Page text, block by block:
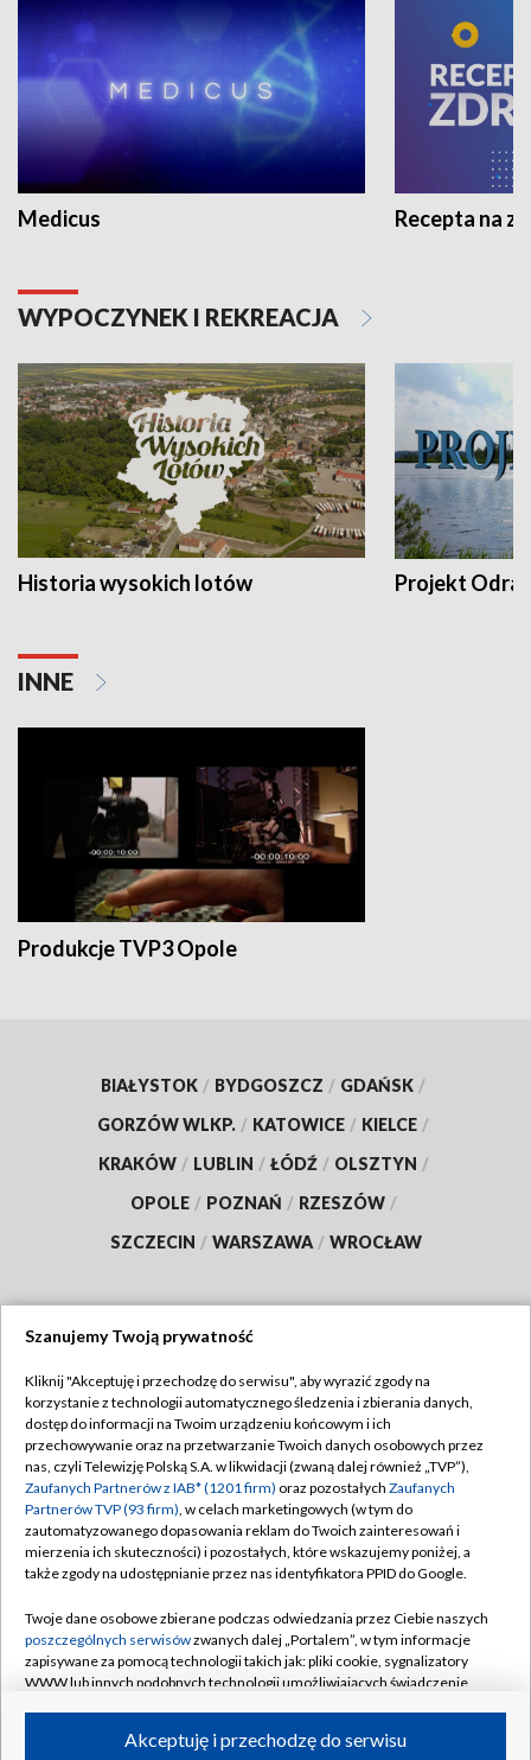
Medicus Recepta na
WYPOCZYNEK I REKREACJA
Historia wysokich lotów Projekt Odra
INNE
Produkcje TVP3 Opole
BIAŁYSTOK / BYDGOSZCZ / GDAŃSK /
GORZÓW WLKP. / KATOWICE / KIELCE /
KRAKÓW / LUBLIN / ŁÓDŹ / OLSZTYN /
OPOLE / POZNAŃ / RZESZÓW /
SZCZECIN / WARSZAWA / WROCŁAW
TVP
Abonament TVP
Emisja w TVP
Centrum informacji TVP
Naziemna Telewizja Cyfrowa
Rada Programowa
System NOS
Informacje o nadawcy
Program dla prasy
Regulamin TVP
Polityka prywatności
Moje zgody
Pomoc
Kontakt
Kanały
Szanujemy Twoją prywatność
Kliknij "Akceptuję i przechodzę do serwisu", aby wyrazić zgody na
korzystanie z technologii automatycznego śledzenia i zbierania danych,
dostęp do informacji na Twoim urządzeniu końcowym i ich
przechowywanie oraz na przetwarzanie Twoich danych osobowych przez
nas, czyli Telewizję Polską S.A. w likwidacji (zwaną dalej również „TVP”),
Zaufanych Partnerów z IAB* (1201 firm) oraz pozostałych Zaufanych
Partnerów TVP (93 firm), w celach marketingowych (w tym do
zautomatyzowanego dopasowania reklam do Twoich zainteresowań i
mierzenia ich skuteczności) i pozostałych, które wskazujemy poniżej, a
także zgody na udostępnianie przez nas identyfikatora PPID do Google.
Twoje dane osobowe zbierane podczas odwiedzania przez Ciebie naszych
poszczególnych serwisówzwanych dalej „Portalem”, w tym informacje
zapisywane za pomocą technologii takich jak: pliki cookie, sygnalizatory
WWW lub innych podobnych technologii umożliwiających świadczenie
ruchu w Internecie.Akceptuję i przechodzę do serwisu